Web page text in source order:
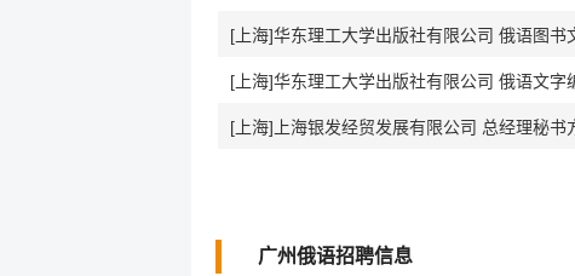
[上海]华东理工大学出版社有限公司 俄语图书
[上海]华东理工大学出版社有限公司 俄语文字
[上海]上海银发经贸发展有限公司 总经理秘书
广州俄语招聘信息